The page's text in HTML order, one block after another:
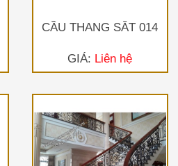
CẦU THANG SẮT 014
GIÁ: Liên hệ